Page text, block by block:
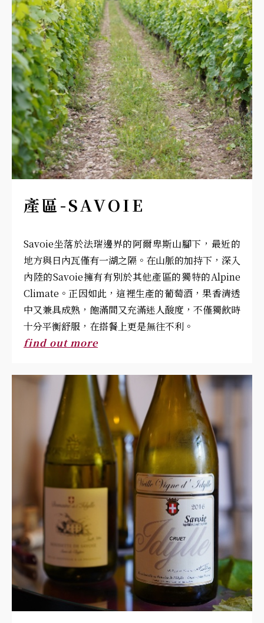
產區-SAVOIE
Savoie坐落於法瑞邊界的阿爾卑斯山腳下，最近的
地方與日內瓦僅有一湖之隔。在山脈的加持下，深入
內陸的Savoie擁有有別於其他產區的獨特的Alpine
Climate。正因如此，這裡生產的葡萄酒，果香清透
中又兼具成熟，飽滿間又充滿迷人酸度，不僅獨飲時
十分平衡舒服，在搭餐上更是無往不利。
find out more